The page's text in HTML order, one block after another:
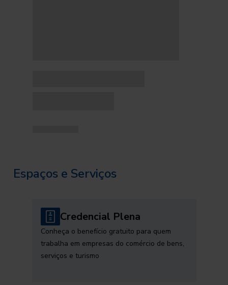
Espaços e Serviços
Credencial Plena
Conheça o benefício gratuito para quem
trabalha em empresas do comércio de bens,
serviços e turismo